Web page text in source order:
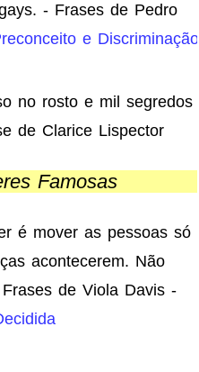
- Frases de Pedro
e Discriminação
no rosto e mil segredos
de Clarice Lispector
Famosas
é mover as pessoas só
acontecerem. Não
de Viola Davis -